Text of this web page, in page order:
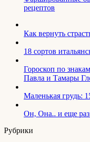
рецептов
Как вернуть
18 сортов
Гороскоп по
Павла и Тамары
Маленькая грудь:
Он, Она.. и еще
Рубрики